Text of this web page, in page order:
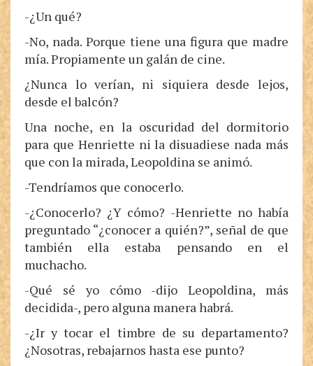
-¿Un qué?
-No, nada. Porque tiene una figura que madre
mía. Propiamente un galán de cine.
¿Nunca lo verían, ni siquiera desde lejos,
desde el balcón?
Una noche, en la oscuridad del dormitorio
para que Henriette ni la disuadiese nada más
que con la mirada, Leopoldina se animó.
-Tendríamos que conocerlo.
-¿Conocerlo? ¿Y cómo? -Henriette no había
preguntado “¿conocer a quién?”, señal de que
también ella estaba pensando en el
muchacho.
-Qué sé yo cómo -dijo Leopoldina, más
decidida-, pero alguna manera habrá.
-¿Ir y tocar el timbre de su departamento?
¿Nosotras, rebajarnos hasta ese punto?